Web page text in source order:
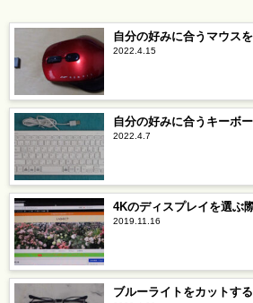
自分の好みに合うマウスを
2022.4.15
自分の好みに合うキーボ
2022.4.7
4Kのディスプレイを選ぶ
2019.11.16
ブルーライトをカットす